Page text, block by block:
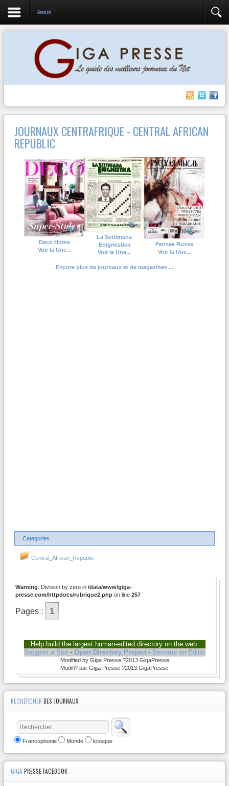
Accueil
JOURNAUX CENTRAFRIQUE - CENTRAL AFRICAN
REPUBLIC
Deco Home
Voir la Une...
La Settimana
Enigmistica
Voir la Une...
Pensee Russe
Voir la Une...
Encore plus de journaux et de magazines ...
Categories
Central_African_Republic
Warning: Division by zero in /data/www/giga-
presse.com/httpdocs/rubrique2.php on line 257
Pages : 1
Help build the largest human-edited directory on the web.
Suggest a Site- Open Directory Project- Become an Editor
Modified by Giga Presse ?2013 GigaPresse
Modifi? par Giga Presse ?2013 GigaPresse
RECHERCHER DES JOURNAUX
Francophonie Monde kiosque
GIGAPRESSE FACEBOOK